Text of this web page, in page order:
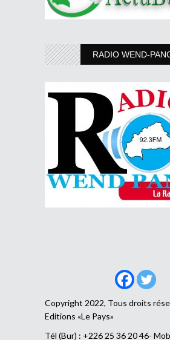
RADIO WEND-
Copyright 2022, Tous droits
Editions «Le Pays»
Tél (Bur) : +226 25 36 20 46-